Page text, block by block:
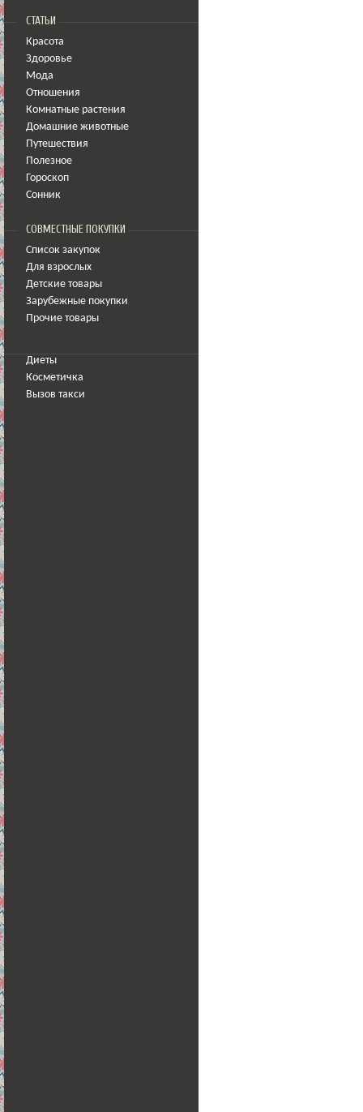
СТАТЬИ
Красота
Здоровье
Мода
Отношения
Комнатные растения
Домашние животные
Путешествия
Полезное
Гороскоп
Сонник
СОВМЕСТНЫЕ ПОКУПКИ
Список закупок
Для взрослых
Детские товары
Зарубежные покупки
Прочие товары
Диеты
Косметичка
Вызов такси